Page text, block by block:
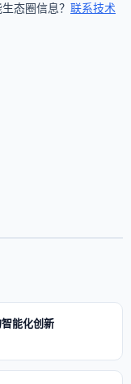
态圈信息？ 联系技术
能化创新